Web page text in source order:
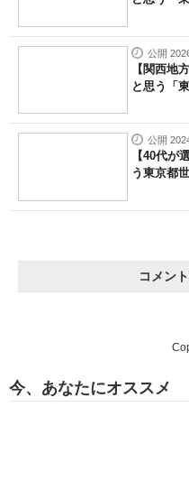
公開
【関西地
と思う「
公開
【40代が
う東京都
コメン
今、あなたにオススメ